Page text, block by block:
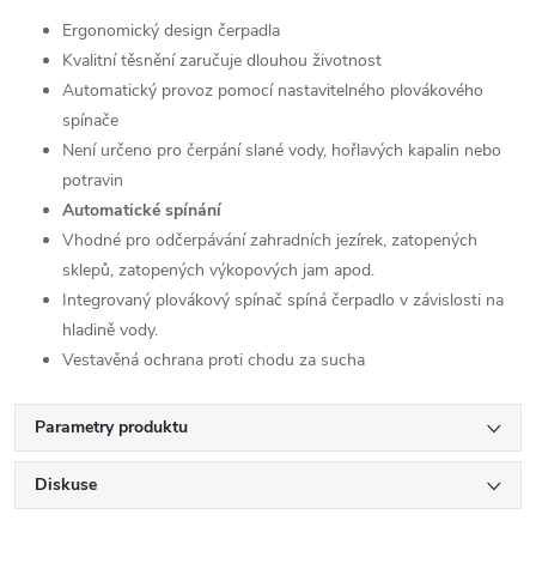
Ergonomický design čerpadla
Kvalitní těsnění zaručuje dlouhou životnost
Automatický provoz pomocí nastavitelného plovákového
spínače
Není určeno pro čerpání slané vody, hořlavých kapalin nebo
potravin
Automatické spínání
Vhodné pro odčerpávání zahradních jezírek, zatopených
sklepů, zatopených výkopových jam apod.
Integrovaný plovákový spínač spíná čerpadlo v závislosti na
hladině vody.
Vestavěná ochrana proti chodu za sucha
Parametry produktu
Diskuse